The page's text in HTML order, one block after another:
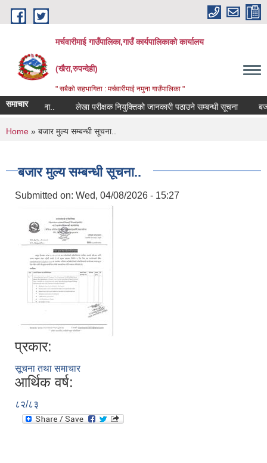
Skip to main content
मर्चवारीमाई गाउँपालिका,गाउँ कार्यपालिकाको कार्यालय
(खैरा,रुपन्देही)
" सबैको सहभागिता : मर्चवारीमाई नमुना गाउँपालिका "
समाचारसूचना.. लेखा परीक्षक नियुक्तिको जानकारी पठाउने सम्बन्धी सूचना
You are here
Home » बजार मुल्य सम्बन्धी सूचना..
बजार मुल्य सम्बन्धी सूचना..
Submitted on: Wed, 04/08/2026 - 15:27
प्रकार:
सूचना तथा समाचार
आर्थिक वर्ष:
८२/८३